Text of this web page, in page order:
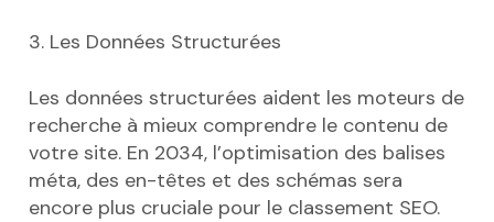
3. Les Données Structurées
Les données structurées aident les moteurs de
recherche à mieux comprendre le contenu de
votre site. En 2034, l’optimisation des balises
méta, des en-têtes et des schémas sera
encore plus cruciale pour le classement SEO.